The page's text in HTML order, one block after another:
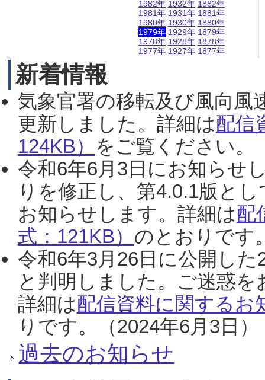
1982年
1981年
1980年
1979年
1978年
1977年
1932年
1931年
1930年
1929年
1928年
1927年
1882年
1881年
1880年
1879年
1878年
1877年
新着情報
気象官署の移転及び風向風
更新しました。詳細は配信
124KB） をご覧ください。
令和6年6月3日にお知らせ
りを修正し、第4.0.1版と
お知らせします。詳細は配
式：121KB） のとおりです
令和6年3月26日に公開し
と判明しました。ご迷惑
詳細は配信資料に関するお
りです。（2024年6月3日）
過去のお知らせ